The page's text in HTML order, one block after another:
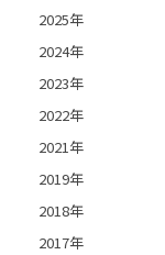
2025年
2024年
2023年
2022年
2021年
2019年
2018年
2017年